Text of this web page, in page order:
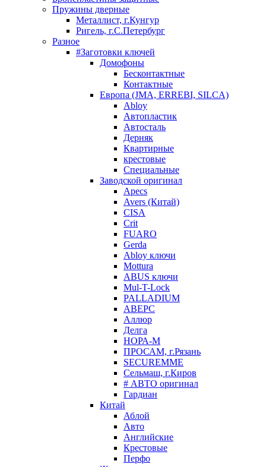
Пружины дверные
Металлист, г.Кунгур
Ригель, г.С.Петербург
Разное
#Заготовки ключей
Домофоны
Бесконтактные
Контактные
Европа (JMA, ERREBI, SILCA)
Abloy
Автопластик
Автосталь
Дерняк
Квартирные
крестовые
Специальные
Заводской оригинал
Apecs
Avers (Китай)
CISA
Crit
FUARO
Gerda
Abloy ключи
Mottura
ABUS ключи
Mul-T-Lock
PALLADIUM
АВЕРС
Аллюр
Делга
НОРА-М
ПРОСАМ, г.Рязань
SECUREMME
Сельмаш, г.Киров
# АВТО оригинал
Гардиан
Китай
Аблой
Авто
Английские
Крестовые
Перфо